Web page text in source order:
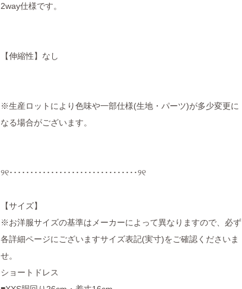
2way仕様です。
【伸縮性】なし
※生産ロットにより色味や一部仕様(生地・パーツ)が多少変更に
なる場合がございます。
୨୧･･･････････････････････････････୨୧
【サイズ】
※お洋服サイズの基準はメーカーによって異なりますので、必ず
各詳細ページにございますサイズ表記(実寸)をご確認くださいま
せ。
ショートドレス